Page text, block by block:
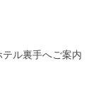
ル裏手へご案内